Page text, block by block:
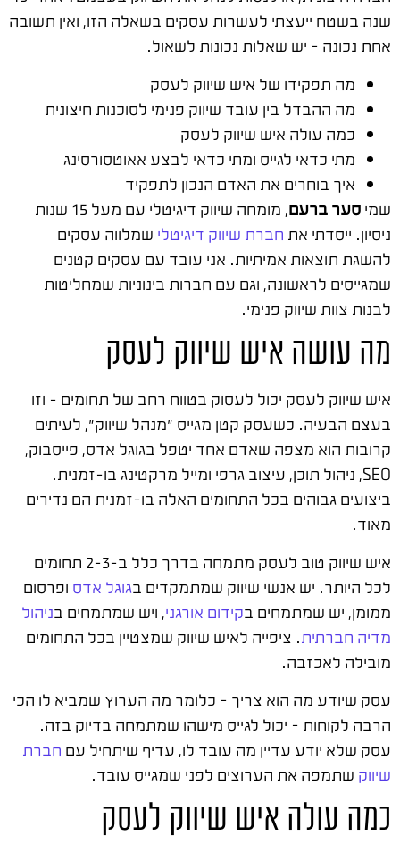
שנה בשטח ייעצתי לעשרות עסקים בשאלה הזו, ואין תשובה
אחת נכונה – יש שאלות נכונות לשאול.
מה תפקידו של איש שיווק לעסק
מה ההבדל בין עובד שיווק פנימי לסוכנות חיצונית
כמה עולה איש שיווק לעסק
מתי כדאי לגייס ומתי כדאי לבצע אאוטסורסינג
איך בוחרים את האדם הנכון לתפקיד
שמיסער ברעם
, מומחה שיווק דיגיטלי עם מעל 15 שנות
ניסיון. ייסדתי את חברת שיווק דיגיטלי שמלווה עסקים
להשגת תוצאות אמיתיות. אני עובד עם עסקים קטנים
שמגייסים לראשונה, וגם עם חברות בינוניות שמחליטות
לבנות צוות שיווק פנימי.
מה עושה איש שיווק לעסק
איש שיווק לעסק יכול לעסוק בטווח רחב של תחומים – וזו
בעצם הבעיה. כשעסק קטן מגייס "מנהל שיווק", לעיתים
קרובות הוא מצפה שאדם אחד יטפל בגוגל אדס, פייסבוק,
SEO, ניהול תוכן, עיצוב גרפי ומייל מרקטינג בו-זמנית.
ביצועים גבוהים בכל התחומים האלה בו-זמנית הם נדירים
מאוד.
איש שיווק טוב לעסק מתמחה בדרך כלל ב-2-3 תחומים
לכל היותר. יש אנשי שיווק שמתמקדים בגוגל אדס ופרסום
ממומן, יש שמתמחים בקידום אורגני, ויש שמתמחים בניהול
מדיה חברתית. ציפייה לאיש שיווק שמצטיין בכל התחומים
מובילה לאכזבה.
עסק שיודע מה הוא צריך – כלומר מה הערוץ שמביא לו הכי
הרבה לקוחות – יכול לגייס מישהו שמתמחה בדיוק בזה.
עסק שלא יודע עדיין מה עובד לו, עדיף שיתחיל עם חברת
שיווק שתמפה את הערוצים לפני שמגייס עובד.
כמה עולה איש שיווק לעסק